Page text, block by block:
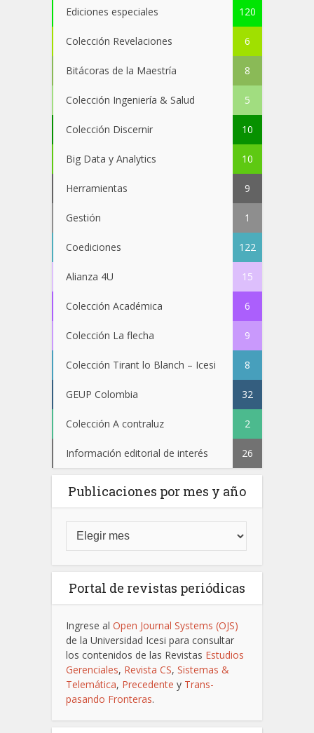
Ediciones especiales 120
Colección Revelaciones 6
Bitácoras de la Maestría 8
Colección Ingeniería & Salud 5
Colección Discernir 10
Big Data y Analytics 10
Herramientas 9
Gestión 1
Coediciones 122
Alianza 4U 15
Colección Académica 6
Colección La flecha 9
Colección Tirant lo Blanch – Icesi 8
GEUP Colombia 32
Colección A contraluz 2
Información editorial de interés 26
Publicaciones por mes y año
Portal de revistas periódicas
Ingrese al Open Journal Systems (OJS)
de la Universidad Icesi para consultar
los contenidos de las Revistas Estudios
Gerenciales, Revista CS, Sistemas &
Telemática, Precedente y Trans-
pasando Fronteras.